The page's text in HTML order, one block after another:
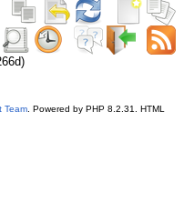
Team. Powered by PHP 8.2.31. HTML